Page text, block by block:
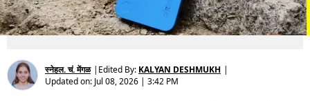
स्नेहल. चं. मेंगळ | Edited By: KALYAN DESHMUKH |
Updated on: Jul 08, 2026 | 3:42 PM